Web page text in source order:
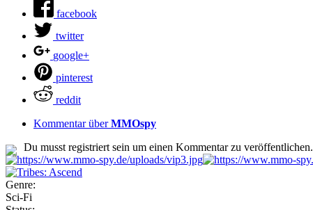
facebook
twitter
google+
pinterest
reddit
Kommentar überMMOspy
Du musst registriert sein um einen Kommentar zu veröffentlichen.
Genre:
Sci-Fi